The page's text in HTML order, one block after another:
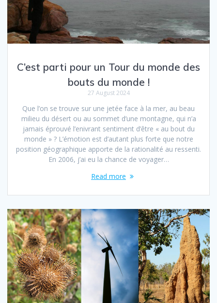
C’est parti pour un Tour du monde des
bouts du monde !
27 August 2024
Que l’on se trouve sur une jetée face à la mer, au beau
milieu du désert ou au sommet d’une montagne, qui n’a
jamais éprouvé l’enivrant sentiment d’être « au bout du
monde » ? L’émotion est d’autant plus forte que notre
position géographique apporte de la rationalité au ressenti.
En 2006, j’ai eu la chance de voyager…
Read more